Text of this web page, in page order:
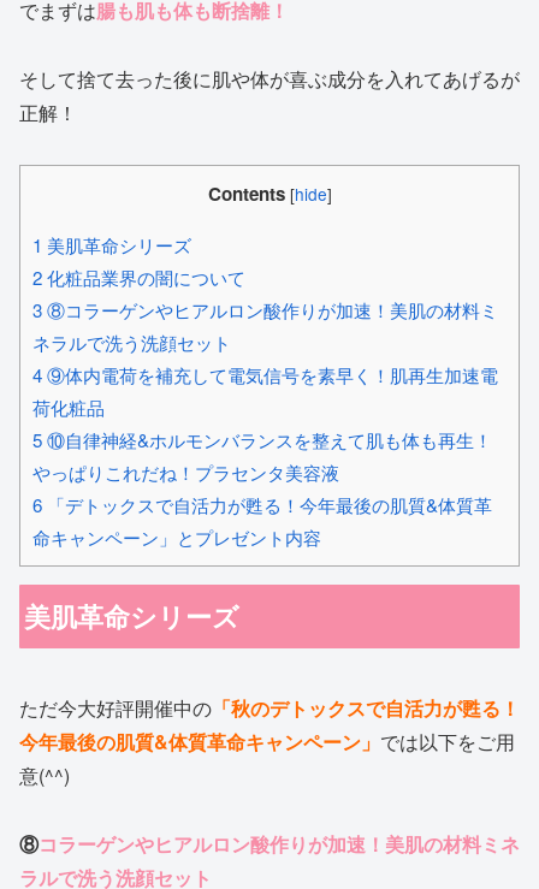
でまずは腸も肌も体も断捨離！
そして捨て去った後に肌や体が喜ぶ成分を入れてあげるが
正解！
Contents [hide]
1 美肌革命シリーズ
2化粧品業界の闇について
3⑧コラーゲンやヒアルロン酸作りが加速！美肌の材料ミ
ネラルで洗う洗顔セット
4⑨体内電荷を補充して電気信号を素早く！肌再生加速電
荷化粧品
5⑩自律神経&ホルモンバランスを整えて肌も体も再生！
やっぱりこれだね！プラセンタ美容液
6 「デトックスで自活力が甦る！今年最後の肌質&体質革
命キャンペーン」とプレゼント内容
美肌革命シリーズ
ただ今大好評開催中の 「秋のデトックスで自活力が甦る！
今年最後の肌質&体質革命キャンペーン」 では以下をご用
意(^^)
⑧コラーゲンやヒアルロン酸作りが加速！美肌の材料ミネ
ラルで洗う洗顔セット